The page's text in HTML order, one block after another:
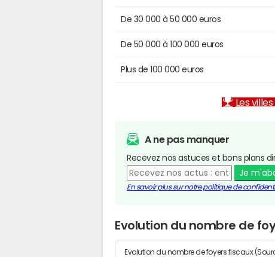
De 30 000 à 50 000 euros
De 50 000 à 100 000 euros
Plus de 100 000 euros
Les
A ne pas manquer
Recevez nos astuces et bons plans
Je
En savoir plus sur notre politique de
Evolution du nombre de
Evolution du nombre de foyers fiscaux